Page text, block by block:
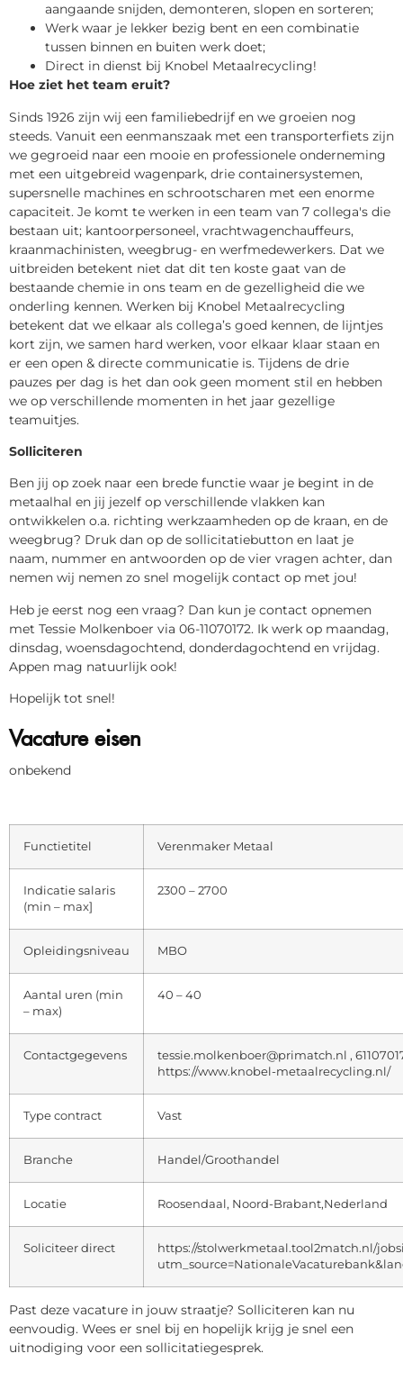
aangaande snijden, demonteren, slopen en sorteren;
Werk waar je lekker bezig bent en een combinatie
tussen binnen en buiten werk doet;
Direct in dienst bij Knobel Metaalrecycling!
Hoe ziet het team eruit?
Sinds 1926 zijn wij een familiebedrijf en we groeien nog
steeds. Vanuit een eenmanszaak met een transporterfiets zijn
we gegroeid naar een mooie en professionele onderneming
met een uitgebreid wagenpark, drie containersystemen,
supersnelle machines en schrootscharen met een enorme
capaciteit. Je komt te werken in een team van 7 collega's die
bestaan uit; kantoorpersoneel, vrachtwagenchauffeurs,
kraanmachinisten, weegbrug- en werfmedewerkers. Dat we
uitbreiden betekent niet dat dit ten koste gaat van de
bestaande chemie in ons team en de gezelligheid die we
onderling kennen. Werken bij Knobel Metaalrecycling
betekent dat we elkaar als collega’s goed kennen, de lijntjes
kort zijn, we samen hard werken, voor elkaar klaar staan en
er een open & directe communicatie is. Tijdens de drie
pauzes per dag is het dan ook geen moment stil en hebben
we op verschillende momenten in het jaar gezellige
teamuitjes.
Solliciteren
Ben jij op zoek naar een brede functie waar je begint in de
metaalhal en jij jezelf op verschillende vlakken kan
ontwikkelen o.a. richting werkzaamheden op de kraan, en de
weegbrug? Druk dan op de sollicitatiebutton en laat je
naam, nummer en antwoorden op de vier vragen achter, dan
nemen wij nemen zo snel mogelijk contact op met jou!
Heb je eerst nog een vraag? Dan kun je contact opnemen
met Tessie Molkenboer via 06-11070172. Ik werk op maandag,
dinsdag, woensdagochtend, donderdagochtend en vrijdag.
Appen mag natuurlijk ook!
Hopelijk tot snel!
Vacature eisen
onbekend
Functietitel Verenmaker Metaal
Indicatie salaris
(min – max]
2300 – 2700
Opleidingsniveau MBO
Aantal uren (min
– max)
40 – 40
Contactgegevens
tessie.molkenboer@primatch.nl ,
https://www.knobel-metaalrecycling.nl/
Type contract Vast
Branche Handel/Groothandel
Locatie Roosendaal, Noord-Brabant,Nederland
Soliciteer direct
https://stolwerkmetaal.tool2match.nl/
Past deze vacature in jouw straatje? Solliciteren kan nu
eenvoudig. Wees er snel bij en hopelijk krijg je snel een
uitnodiging voor een sollicitatiegesprek.